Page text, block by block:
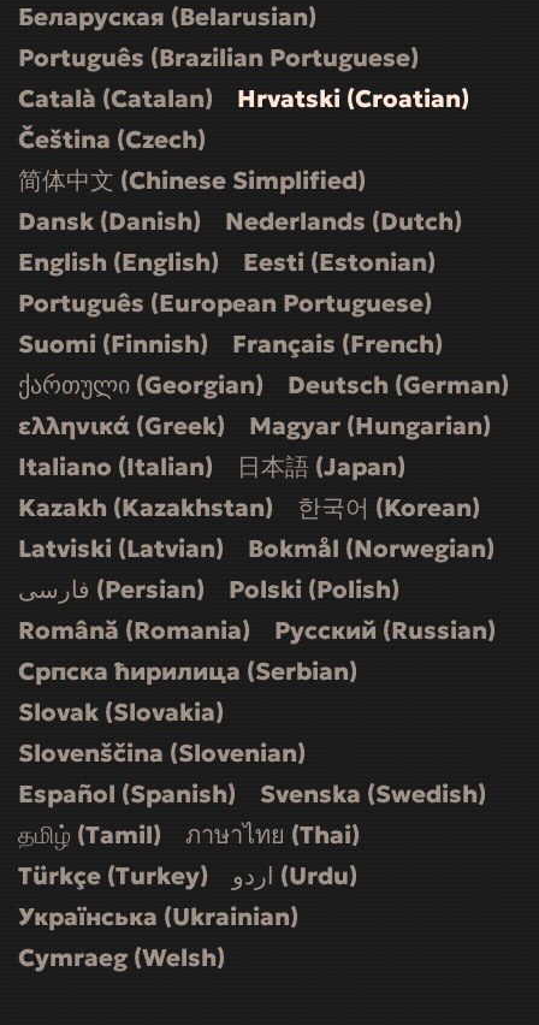
Беларуская (Belarusian)
Português (Brazilian Portuguese)
Català (Catalan)
Hrvatski (Croatian)
Čeština (Czech)
简体中文 (Chinese Simplified)
Dansk (Danish)
Nederlands (Dutch)
English (English)
Eesti (Estonian)
Português (European Portuguese)
Suomi (Finnish)
Français (French)
ქართული (Georgian)
Deutsch (German)
ελληνικά (Greek)
Magyar (Hungarian)
Italiano (Italian)
日本語 (Japan)
Kazakh (Kazakhstan)
한국어 (Korean)
Latviski (Latvian)
Bokmål (Norwegian)
فارسی (Persian)
Polski (Polish)
Română (Romania)
Русский (Russian)
Српска ћирилица (Serbian)
Slovak (Slovakia)
Slovenščina (Slovenian)
Español (Spanish)
Svenska (Swedish)
தமிழ் (Tamil)
ภาษาไทย (Thai)
Türkçe (Turkey)
اردو (Urdu)
Українська (Ukrainian)
Cymraeg (Welsh)